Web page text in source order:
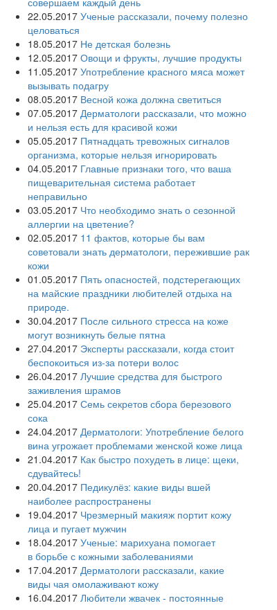
22.05.2017 Ученые рассказали, почему полезно
целоваться
18.05.2017 Не детская болезнь
12.05.2017 Овощи и фрукты, лучшие продукты
11.05.2017 Употребление красного мяса может
вызывать подагру
08.05.2017 Весной кожа должна светиться
07.05.2017 Дерматологи рассказали, что можно
и нельзя есть для красивой кожи
05.05.2017 Пятнадцать тревожных сигналов
организма, которые нельзя игнорировать
04.05.2017 Главные признаки того, что ваша
пищеварительная система работает
неправильно
03.05.2017 Что необходимо знать о сезонной
аллергии на цветение?
02.05.2017 11 фактов, которые бы вам
советовали знать дерматологи, пережившие рак
кожи
01.05.2017 Пять опасностей, подстерегающих
на майские праздники любителей отдыха на
природе.
30.04.2017 После сильного стресса на коже
могут возникнуть белые пятна
27.04.2017 Эксперты рассказали, когда стоит
беспокоиться из-за потери волос
26.04.2017 Лучшие средства для быстрого
заживления шрамов
25.04.2017 Семь секретов сбора березового
сока
24.04.2017 Дерматологи: Употребление белого
вина угрожает проблемами женской коже лица
21.04.2017 Как быстро похудеть в лице: щеки,
сдувайтесь!
20.04.2017 Педикулёз: какие виды вшей
наиболее распространены
19.04.2017 Чрезмерный макияж портит кожу
лица и пугает мужчин
18.04.2017 Ученые: марихуана помогает
в борьбе с кожными заболеваниями
17.04.2017 Дерматологи рассказали, какие
виды чая омолаживают кожу
16.04.2017 Любители жвачек - постоянные